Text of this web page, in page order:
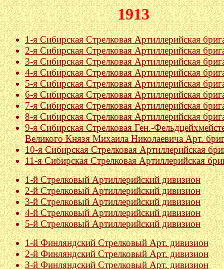
1913
1-я Сибирская Стрелковая Артиллерийская
2-я Сибирская Стрелковая Артиллерийская
3-я Сибирская Стрелковая Артиллерийская
4-я Сибирская Стрелковая Артиллерийская
5-я Сибирская Стрелковая Артиллерийская
6-я Сибирская Стрелковая Артиллерийская
7-я Сибирская Стрелковая Артиллерийская
8-я Сибирская Стрелковая Артиллерийская
9-я Сибирская Стрелковая Ген.-
Великого Князя Михаила Николаевича Арт.
10-я Сибирская Стрелковая Артиллерийская
11-я Сибирская Стрелковая Артиллерийская
1-й Стрелковый Артиллерийский дивизион
2-й Стрелковый Артиллерийский дивизион
3-й Стрелковый Артиллерийский дивизион
4-й Стрелковый Артиллерийский дивизион
5-й Стрелковый Артиллерийский дивизион
1-й Финляндский Стрелковый Арт. дивизион
2-й Финляндский Стрелковый Арт. дивизион
3-й Финляндский Стрелковый Арт. дивизион